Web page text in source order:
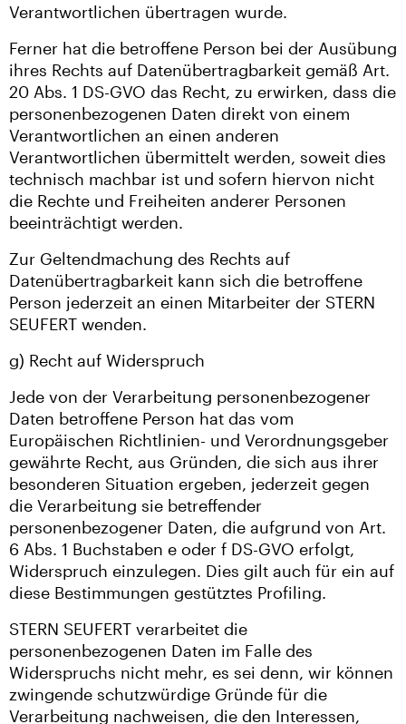
Verantwortlichen übertragen wurde.
Ferner hat die betroffene Person bei der Ausübung
ihres Rechts auf Datenübertragbarkeit gemäß Art.
20 Abs. 1 DS-GVO das Recht, zu erwirken, dass die
personenbezogenen Daten direkt von einem
Verantwortlichen an einen anderen
Verantwortlichen übermittelt werden, soweit dies
technisch machbar ist und sofern hiervon nicht
die Rechte und Freiheiten anderer Personen
beeinträchtigt werden.
Zur Geltendmachung des Rechts auf
Datenübertragbarkeit kann sich die betroffene
Person jederzeit an einen Mitarbeiter der STERN
SEUFERT wenden.
g) Recht auf Widerspruch
Jede von der Verarbeitung personenbezogener
Daten betroffene Person hat das vom
Europäischen Richtlinien- und Verordnungsgeber
gewährte Recht, aus Gründen, die sich aus ihrer
besonderen Situation ergeben, jederzeit gegen
die Verarbeitung sie betreffender
personenbezogener Daten, die aufgrund von Art.
6 Abs. 1 Buchstaben e oder f DS-GVO erfolgt,
Widerspruch einzulegen. Dies gilt auch für ein auf
diese Bestimmungen gestütztes Profiling.
STERN SEUFERT verarbeitet die
personenbezogenen Daten im Falle des
Widerspruchs nicht mehr, es sei denn, wir können
zwingende schutzwürdige Gründe für die
Verarbeitung nachweisen, die den Interessen,